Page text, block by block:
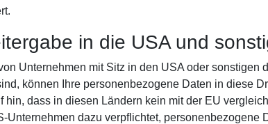
in die USA und
Unternehmen mit Sitz in den USA oder sonstigen
können Ihre personenbezogene Daten in diese
hin, dass in diesen Ländern kein mit der EU
dazu verpflichtet, personenbezogene